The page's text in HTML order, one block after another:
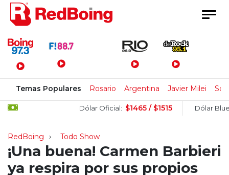
Menú Principal
Temas Populares Rosario Argentina Javier Milei
Dólar Oficial: $1465 / $1515 Dólar Blue:
RedBoing Todo Show
¡Una buena! Carmen Barbieri
ya respira por sus propios